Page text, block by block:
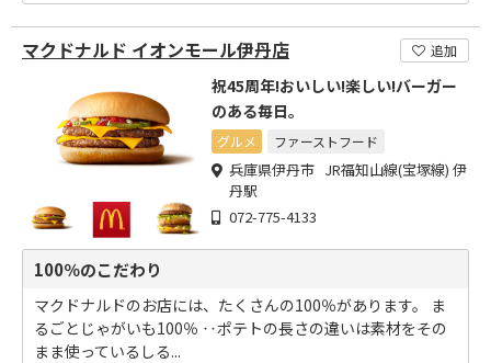
マクドナルド イオンモール伊丹店 追加
祝45周年!おいしい!楽しい!バーガー
のある毎日。
グルメ ファーストフード
兵庫県伊丹市 JR福知山線(宝塚線) 伊
丹駅
072-775-4133
100％のこだわり
マクドナルドのお店には、たくさんの100％があります。 ま
るごとじゃがいも100％ ‥ポテトの長さの違いは素材をその
まま使っているしる...